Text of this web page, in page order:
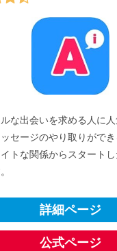
な出会いを求める人に人
セージのやり取りがで
トな関係からスタート
詳細ページ
公式ページ